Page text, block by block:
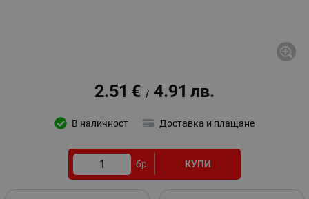
2.51 € / 4.91 лв.
В наличност Доставка и плащане
бр. КУПИ